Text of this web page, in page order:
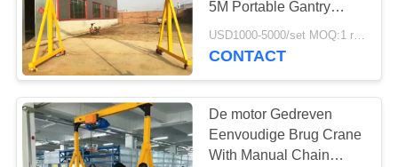
Laag Vrije
hoogtehijstoestel
5M Portable Gantry
Crane
CONTACT
De motor Gedreven
Eenvoudige Brug Crane
With Manual Chain